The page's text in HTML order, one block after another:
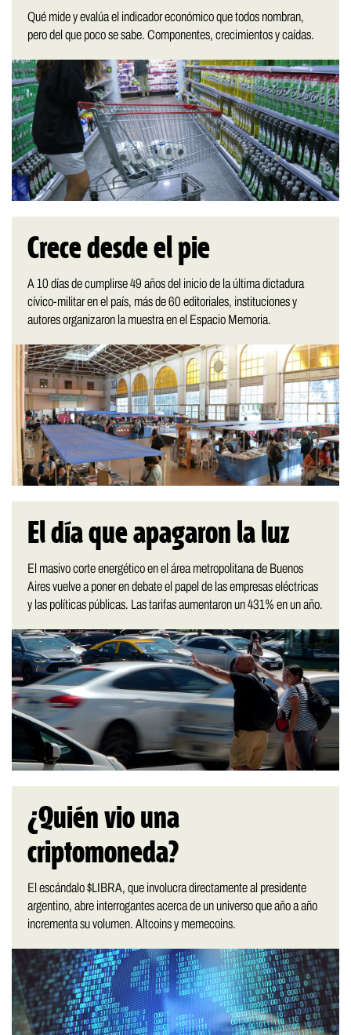
Qué mide y evalúa el indicador económico que todos nombran,
pero del que poco se sabe. Componentes, crecimientos y caídas.
Crece desde el pie
A 10 días de cumplirse 49 años del inicio de la última dictadura
cívico-militar en el país, más de 60 editoriales, instituciones y
autores organizaron la muestra en el Espacio Memoria.
El día que apagaron la luz
El masivo corte energético en el área metropolitana de Buenos
Aires vuelve a poner en debate el papel de las empresas eléctricas
y las políticas públicas. Las tarifas aumentaron un 431% en un año.
¿Quién vio una
criptomoneda?
El escándalo $LIBRA, que involucra directamente al presidente
argentino, abre interrogantes acerca de un universo que año a año
incrementa su volumen. Altcoins y memecoins.